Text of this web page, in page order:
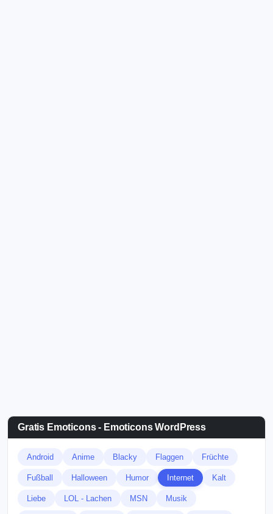
Gratis Emoticons - Emoticons WordPress
Android Anime Blacky Flaggen Früchte
Fußball Halloween Humor Internet Kalt
Liebe LOL - Lachen MSN Musik